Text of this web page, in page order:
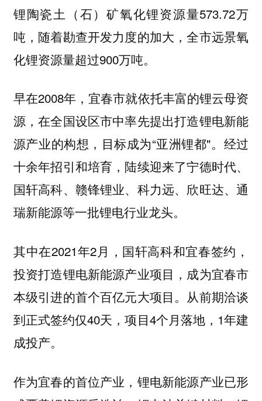
锂陶瓷土（石）矿氧化锂资源量573.72万
吨，随着勘查开发力度的加大，全市远景氧
化锂资源量超过900万吨。
早在2008年，宜春市就依托丰富的锂云母资
源，在全国设区市中率先提出打造锂电新能
源产业的构想，目标成为“亚洲锂都"。经过
十余年招引和培育，陆续迎来了宁德时代、
国轩高科、赣锋锂业、科力远、欣旺达、通
瑞新能源等一批锂电行业龙头。
其中在2021年2月，国轩高科和宜春签约，
投资打造锂电新能源产业项目，成为宜春市
本级引进的首个百亿元大项目。从前期洽谈
到正式签约仅40天，项目4个月落地，1年建
成投产。
作为宜春的首位产业，锂电新能源产业已形